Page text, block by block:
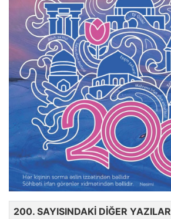
200. SAYISINDAKİ DİĞER YAZILAR